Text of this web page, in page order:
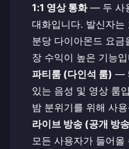
1:1 영상 통화— 두 사
대화입니다. 발신자는
분당 다이아몬드 요
장 수익이 높은 기능
파티룸 (다인석 룸) —
있는 음성 및 영상 룸
밤 분위기를 위해 사
라이브 방송 (공개 방
모든 사용자가 들어